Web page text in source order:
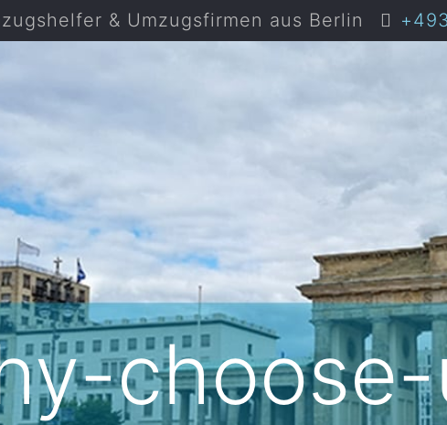
& Umzugsfirmen aus Berlin